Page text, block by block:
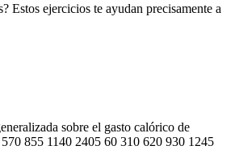
Estos ejercicios te ayudan precisamente a
sobre el gasto calórico de
855 1140 2405 60 310 620 930 1245